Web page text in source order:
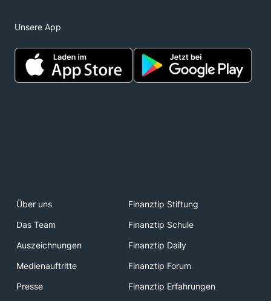
Unsere App
Über uns
Finanztip Stiftung
Das Team
Finanztip Schule
Auszeichnungen
Finanztip Daily
Medienauftritte
Finanztip Forum
Presse
Finanztip Erfahrungen